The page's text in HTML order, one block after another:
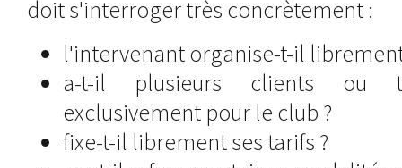
doit s'interroger très concrètement :
l'intervenant organise-t-il
a-t-il plusieurs clients ou
exclusivement pour le club ?
fixe-t-il librement ses tarifs ?